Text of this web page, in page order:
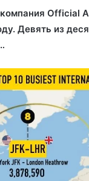
Official
Девять из
посещения